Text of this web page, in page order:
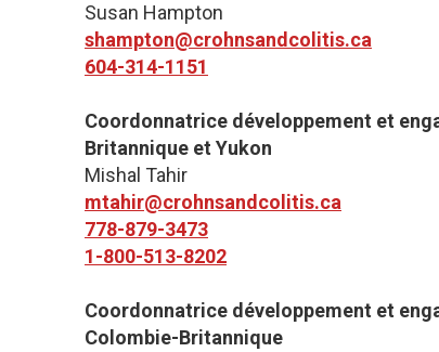
Susan Hampton
shampton@crohnsandcolitis.ca
604-314-1151
Coordonnatrice développement et
Britannique et Yukon
Mishal Tahir
mtahir@crohnsandcolitis.ca
778-879-3473
1-800-513-8202
Coordonnatrice développement et
Colombie-Britannique